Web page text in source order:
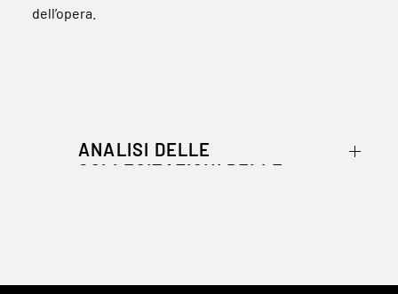
dell’opera.
ANALISI DELLE
SOLLECITAZIONI DELLE